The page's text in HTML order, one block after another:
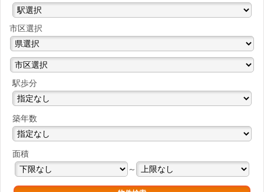
市区選択
駅歩分
築年数
面積
～